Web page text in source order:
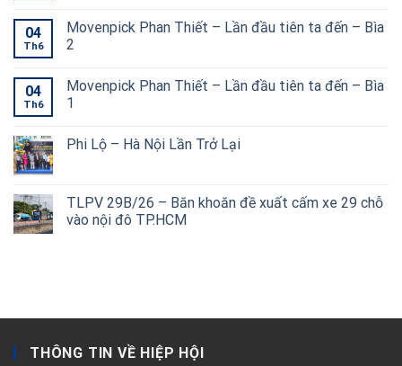
04
Th6
Movenpick Phan Thiết – Lần đầu tiên ta đến – Bìa
2
04
Th6
Movenpick Phan Thiết – Lần đầu tiên ta đến – Bìa
1
Phi Lộ – Hà Nội Lần Trở Lại
TLPV 29B/26 – Băn khoăn đề xuất cấm xe 29 chỗ
vào nội đô TP.HCM
THÔNG TIN VỀ HIỆP HỘI